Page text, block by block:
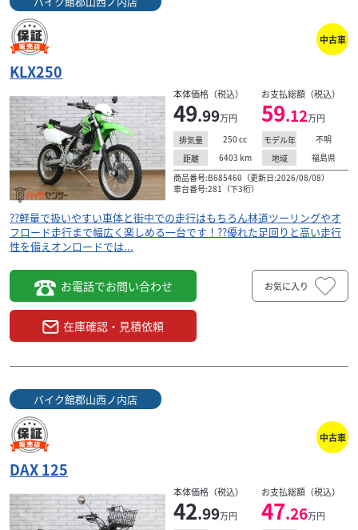
中古車
KLX250
本体価格（税込）
49.99万円
お支払総額（税込）
59.12万円
排気量 250 cc モデル年
不明
距離
6403 km 地域
福島県
商品番号:B685460（更新日:2026/08/08）
車台番号:281（下3桁）
??軽量で扱いやすい車体と街中での走行はもちろん林道ツーリングやオ
フロード走行まで幅広く楽しめる一台です！??優れた足回りと高い走行
性を備えオンロードでは...
お電話でお問い合わせ
在庫確認・見積依頼
お気に入り
バイク館郡山西ノ内店
中古車
DAX 125
本体価格（税込）
42.99万円
お支払総額（税込）
47.26万円